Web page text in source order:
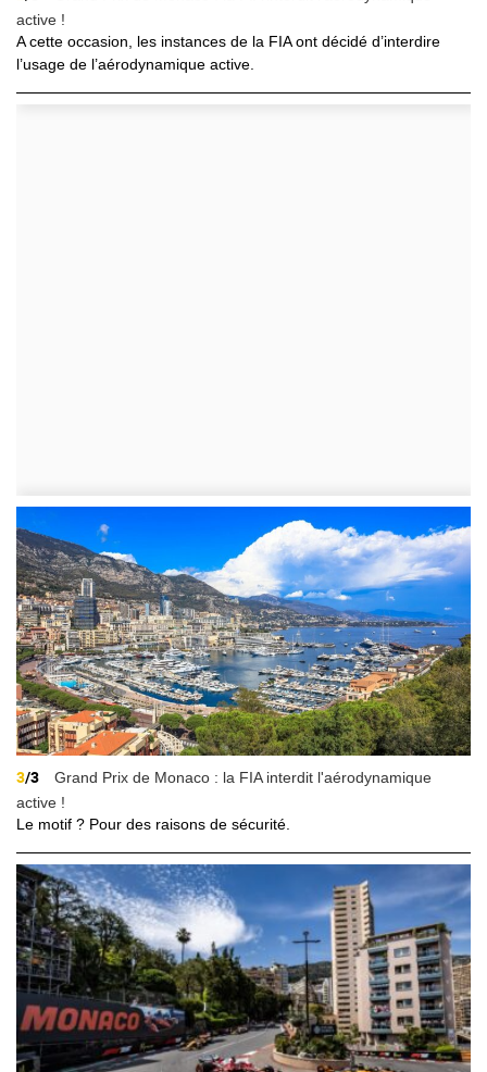
active !
A cette occasion, les instances de la FIA ont décidé d’interdire
l’usage de l’aérodynamique active.
3/3
Grand Prix de Monaco : la FIA interdit l'aérodynamique
active !
Le motif ? Pour des raisons de sécurité.